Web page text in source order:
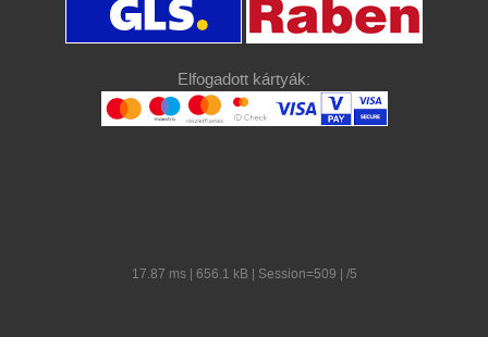
Elfogadott kártyák:
17.87 ms | 656.1 kB | Session=509 | /5